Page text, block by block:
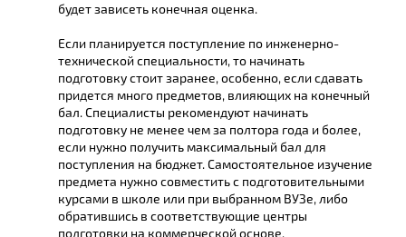
будет зависеть конечная оценка.
Если планируется поступление по инженерно-
технической специальности, то начинать
подготовку стоит заранее, особенно, если сдавать
придется много предметов, влияющих на конечный
бал. Специалисты рекомендуют начинать
подготовку не менее чем за полтора года и более,
если нужно получить максимальный бал для
поступления на бюджет. Самостоятельное изучение
предмета нужно совместить с подготовительными
курсами в школе или при выбранном ВУЗе, либо
обратившись в соответствующие центры
подготовки на коммерческой основе.